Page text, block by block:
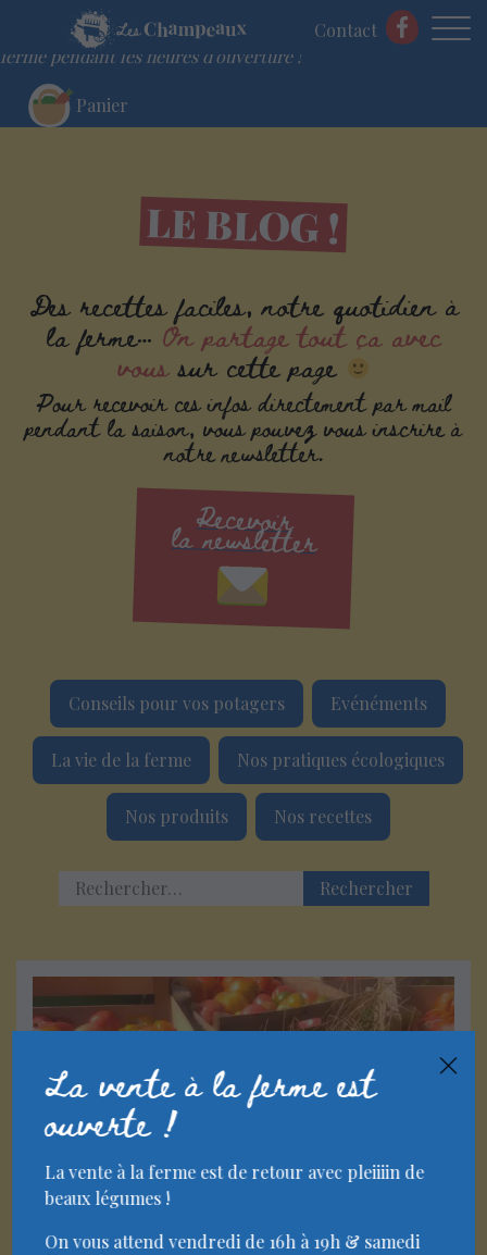
Commandez votre panier en ligne et venez le chercher à la
ferme pendant les heures d'ouverture !
Panier
Contact
LE BLOG !
Des recettes faciles, notre quotidien à
la ferme… On partage tout ça avec
voussur cette page
Pour recevoir ces infos directement par mail
pendant la saison, vous pouvez vous inscrire à
notre newsletter.
Recevoir
la newsletter
Conseils pour vos potagers Evénéments
La vie de la ferme Nos pratiques écologiques
Nos produits Nos recettes
Rechercher :
×
La vente à la ferme est
ouverte !
La vente à la ferme est de retour avec pleiiiin de
beaux légumes !
On vous attend vendredi de 16h à 19h & samedi